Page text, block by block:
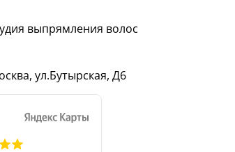
выпрямления волос
ул.Бутырская, Д6